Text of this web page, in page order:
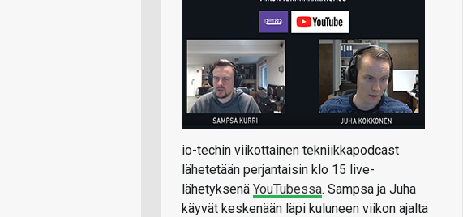
io-techin viikottainen tekniikkapodcast
lähetetään perjantaisin klo 15 live-
lähetyksenä YouTubessa. Sampsa ja Juha
käyvät keskenään läpi kuluneen viikon ajalta